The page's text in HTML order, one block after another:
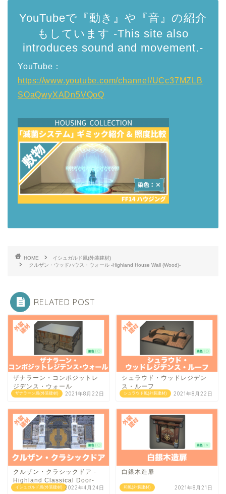
YouTubeで『動き』や『音』の紹介
もしています -This site also
introduces sound and movement.-
YouTube：
https://www.youtube.com/channel/UCc37MZLB
SOaQwyXADn5VQoQ
HOME
イシュガルド風(外装建材)
クルザン・ウッドハウス・ウォール -Highland House Wall (Wood)-
RELATED POST
ザナラーン風(外装建材)
ザナラーン・コンポジットレ
ジデンス・ウォール
2021年8月22日 シュラウド風(外装建材)
シュラウド・ウッドレジデン
ス・ルーフ
2021年8月22日
イシュガルド風(外装建材)
クルザン・クラシックドア -
Highland Classical Door-
2022年4月24日 和風(外装建材)
白銀木造扉
2021年8月21日